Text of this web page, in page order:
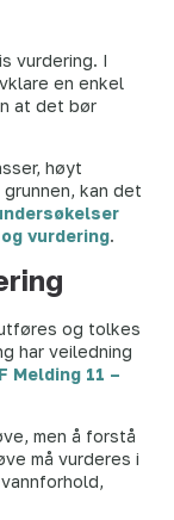
vurdering. I
en enkel
at det bør
høyt
kan det
vurdering.
og tolkes
har veiledning
Melding 11 –
men å forstå
må vurderes i